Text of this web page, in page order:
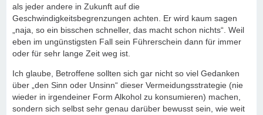
als jeder andere in Zukunft auf die
Geschwindigkeitsbegrenzungen achten. Er wird kaum sagen
„naja, so ein bisschen schneller, das macht schon nichts“. Weil
eben im ungünstigsten Fall sein Führerschein dann für immer
oder für sehr lange Zeit weg ist.
Ich glaube, Betroffene sollten sich gar nicht so viel Gedanken
über „den Sinn oder Unsinn“ dieser Vermeidungsstrategie (nie
wieder in irgendeiner Form Alkohol zu konsumieren) machen,
sondern sich selbst sehr genau darüber bewusst sein, wie weit